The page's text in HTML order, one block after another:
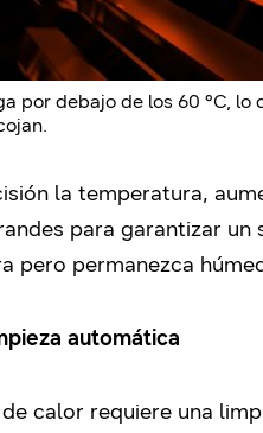
por debajo de los 60 °C, lo
la temperatura,
para garantizar un
pero permanezca
automática
calor requiere una